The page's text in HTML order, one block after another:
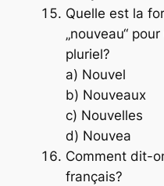
Quelle est la
„nouveau“
pluriel?
a) Nouvel
b) Nouveaux
c) Nouvelles
d) Nouvea
Comment dit-
français?